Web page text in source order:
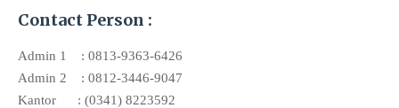
Contact Person :
Admin 1
: 0813-9363-6426
Admin 2 : 0812-3446-9047
Kantor
: (0341) 8223592